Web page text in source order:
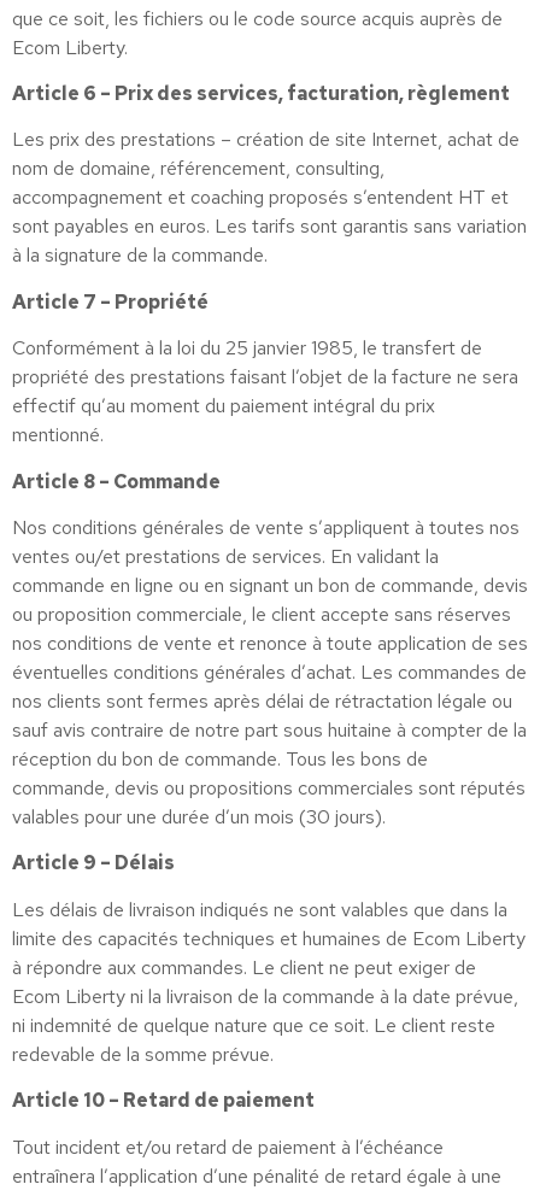
que ce soit, les fichiers ou le code source acquis auprès de
Ecom Liberty.
Article 6 – Prix des services, facturation, règlement
Les prix des prestations – création de site Internet, achat de
nom de domaine, référencement, consulting,
accompagnement et coaching proposés s’entendent HT et
sont payables en euros. Les tarifs sont garantis sans variation
à la signature de la commande.
Article 7 – Propriété
Conformément à la loi du 25 janvier 1985, le transfert de
propriété des prestations faisant l’objet de la facture ne sera
effectif qu’au moment du paiement intégral du prix
mentionné.
Article 8 – Commande
Nos conditions générales de vente s’appliquent à toutes nos
ventes ou/et prestations de services. En validant la
commande en ligne ou en signant un bon de commande, devis
ou proposition commerciale, le client accepte sans réserves
nos conditions de vente et renonce à toute application de ses
éventuelles conditions générales d’achat. Les commandes de
nos clients sont fermes après délai de rétractation légale ou
sauf avis contraire de notre part sous huitaine à compter de la
réception du bon de commande. Tous les bons de
commande, devis ou propositions commerciales sont réputés
valables pour une durée d’un mois (30 jours).
Article 9 – Délais
Les délais de livraison indiqués ne sont valables que dans la
limite des capacités techniques et humaines de Ecom Liberty
à répondre aux commandes. Le client ne peut exiger de
Ecom Liberty ni la livraison de la commande à la date prévue,
ni indemnité de quelque nature que ce soit. Le client reste
redevable de la somme prévue.
Article 10 – Retard de paiement
Tout incident et/ou retard de paiement à l’échéance
entraînera l’application d’une pénalité de retard égale à une